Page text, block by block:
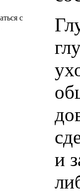
с
и